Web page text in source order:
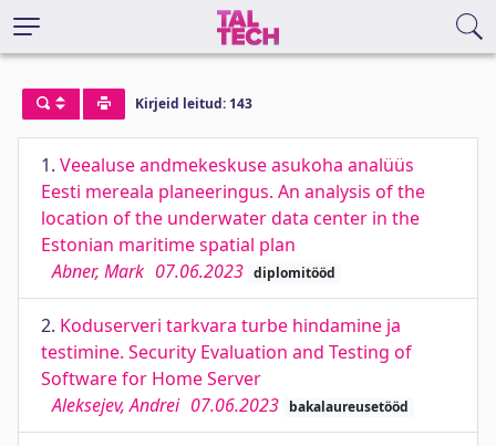
Kirjeid leitud: 143
1. Veealuse andmekeskuse asukoha analüüs
Eesti mereala planeeringus. An analysis of the
location of the underwater data center in the
Estonian maritime spatial plan
Abner, Mark 07.06.2023 diplomitööd
2. Koduserveri tarkvara turbe hindamine ja
testimine. Security Evaluation and Testing of
Software for Home Server
Aleksejev, Andrei 07.06.2023 bakalaureusetööd